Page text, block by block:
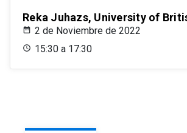
Reka Juhazs, University of
2 de Noviembre de 2022
15:30 a 17:30